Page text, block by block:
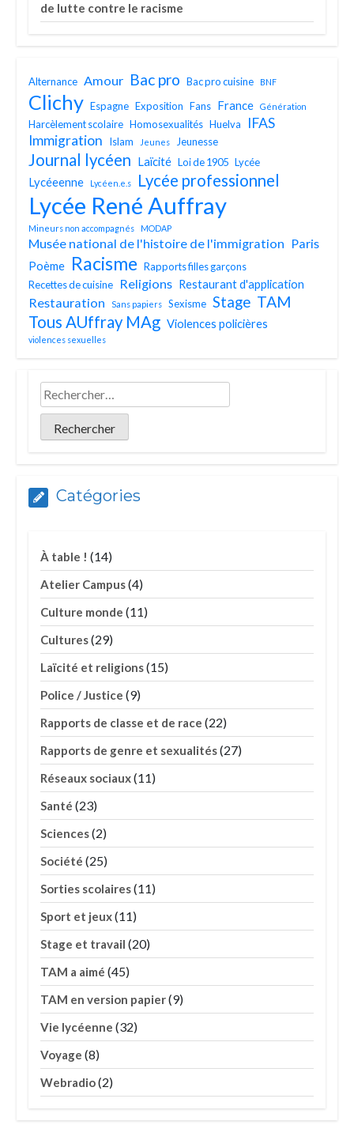
de lutte contre le racisme
Alternance Amour Bac pro Bac pro cuisine BNF
Clichy Espagne Exposition Fans France Génération
Harcèlement scolaire Homosexualités Huelva
IFAS
Immigration
Islam Jeunes Jeunesse
Journal lycéen Laïcité Loi de 1905 Lycée
Lycéeenne Lycéen.e.s Lycée professionnel
Lycée René Auffray
Mineurs non accompagnés MODAP
Musée national de l'histoire de l'immigration Paris
Poème Racisme Rapports filles garçons
Recettes de cuisine
Religions Restaurant d'application
Restauration Sans papiers Sexisme Stage TAM
Tous AUffray MAg Violences policières
violences sexuelles
Catégories
À table ! (14)
Atelier Campus(4)
Culture monde (11)
Cultures(29)
Laïcité et religions(15)
Police / Justice (9)
Rapports de classe et de race (22)
Rapports de genre et sexualités(27)
Réseaux sociaux(11)
Santé (23)
Sciences(2)
Société (25)
Sorties scolaires(11)
Sport et jeux(11)
Stage et travail (20)
TAM a aimé (45)
TAM en version papier(9)
Vie lycéenne (32)
Voyage (8)
Webradio(2)